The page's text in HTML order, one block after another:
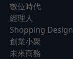
數位時代
經理人
Shopping Design
創業小聚
未來商務